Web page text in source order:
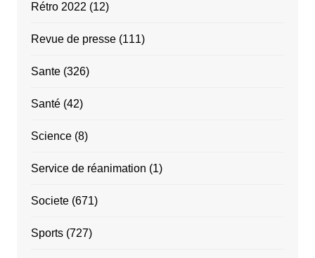
Rétro 2022 (12)
Revue de presse(111)
Sante(326)
Santé(42)
Science(8)
Service de réanimation (1)
Societe(671)
Sports(727)